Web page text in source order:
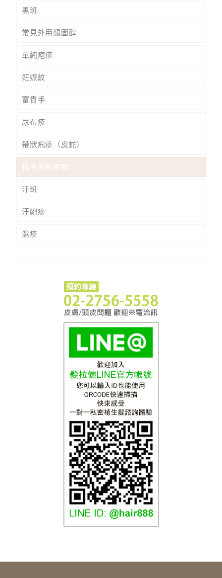
黑斑
常見外用類固醇
單純疱疹
妊娠紋
富貴手
尿布疹
帶狀疱疹（皮蛇）
指甲毛髮疾病
汗斑
汗皰疹
濕疹